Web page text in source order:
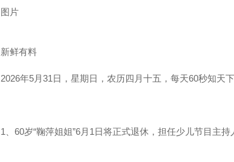
图片
新鲜有料
2026年5月31日，星期日，农历四月十五，每天60秒知天下
1、60岁“鞠萍姐姐”6月1日将正式退休，担任少儿节目主